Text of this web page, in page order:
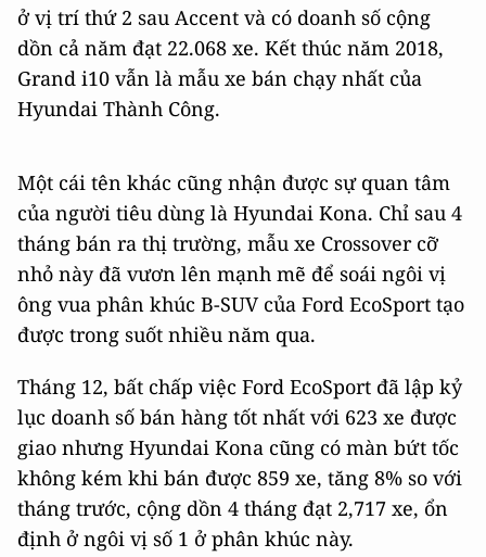
ở vị trí thứ 2 sau Accent và có doanh số cộng
dồn cả năm đạt 22.068 xe. Kết thúc năm 2018,
Grand i10 vẫn là mẫu xe bán chạy nhất của
Hyundai Thành Công.
Một cái tên khác cũng nhận được sự quan tâm
của người tiêu dùng là Hyundai Kona. Chỉ sau 4
tháng bán ra thị trường, mẫu xe Crossover cỡ
nhỏ này đã vươn lên mạnh mẽ để soái ngôi vị
ông vua phân khúc B-SUV của Ford EcoSport tạo
được trong suốt nhiều năm qua.
Tháng 12, bất chấp việc Ford EcoSport đã lập kỷ
lục doanh số bán hàng tốt nhất với 623 xe được
giao nhưng Hyundai Kona cũng có màn bứt tốc
không kém khi bán được 859 xe, tăng 8% so với
tháng trước, cộng dồn 4 tháng đạt 2,717 xe, ổn
định ở ngôi vị số 1 ở phân khúc này.